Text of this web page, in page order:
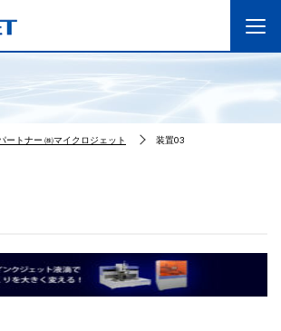
ートナー ㈱マイクロジェット 装置03